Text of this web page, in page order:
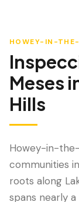
HOWEY-IN-
Meses
Hills
Howey-in-
communities
roots along
spans nearly